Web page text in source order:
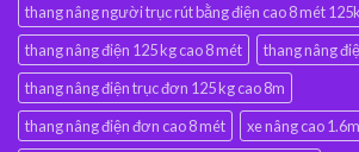
thang nâng người trục rút bằng điện cao 8 mét
thang nâng điện 125 kg cao 8 mét
thang nâng
thang nâng điện trục đơn 125 kg cao 8m
thang nâng điện đơn cao 8 mét
xe nâng cao